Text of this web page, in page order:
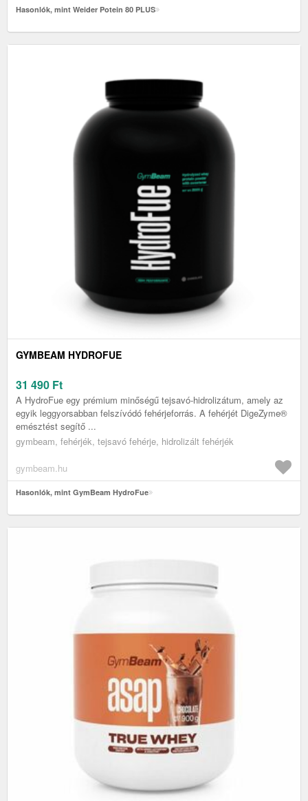
Hasonlók, mint Weider Potein 80 PLUS
GYMBEAM HYDROFUE
31 490 Ft
A HydroFue egy prémium minőségű tejsavó-hidrolizátum, amely az
egyik leggyorsabban felszívódó fehérjeforrás. A fehérjét DigeZyme®
emésztést segítő ...
gymbeam, fehérjék, tejsavó fehérje, hidrolizált fehérjék
gymbeam.hu
Hasonlók, mint GymBeam HydroFue